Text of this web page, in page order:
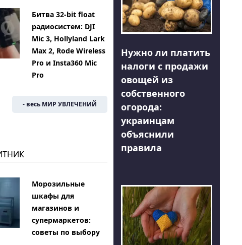
Битва 32-bit float
радиосистем: DJI
Mic 3, Hollyland Lark
Max 2, Rode Wireless
Pro и Insta360 Mic
Pro
- весь МИР УВЛЕЧЕНИЙ
Морозильные
шкафы для
магазинов и
супермаркетов:
советы по выбору
Нужно ли платить
налоги с продажи
овощей из
собственного
огорода:
украинцам
объяснили
правила